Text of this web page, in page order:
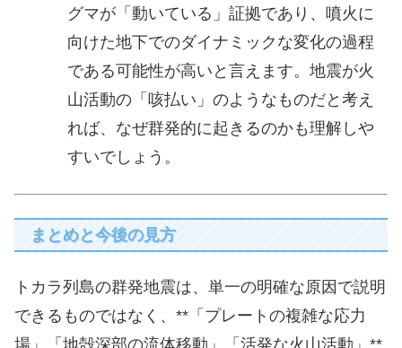
グマが「動いている」証拠であり、噴火に
向けた地下でのダイナミックな変化の過程
である可能性が高いと言えます。地震が火
山活動の「咳払い」のようなものだと考え
れば、なぜ群発的に起きるのかも理解しや
すいでしょう。
まとめと今後の見方
トカラ列島の群発地震は、単一の明確な原因で説明
できるものではなく、**「プレートの複雑な応力